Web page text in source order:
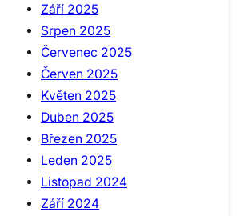
Září 2025
Srpen 2025
Červenec 2025
Červen 2025
Květen 2025
Duben 2025
Březen 2025
Leden 2025
Listopad 2024
Září 2024